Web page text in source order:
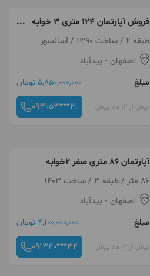
فروش آپارتمان ۱۲۴ متری ۳ خوابه
در درواز تهران
طبقه 2 / ساخت 1390 / آسانسور
اصفهان - بیدآباد
مبلغ
5,850,000,000 تومان
بیش از 12 ماه پیش 093053***21
آپارتمان 86 متری صفر 2خوابه
86 متر / طبقه 3 / ساخت 1403
اصفهان - بیدآباد
مبلغ
4,100,000,000 تومان
بیش از 12 ماه پیش 091340***32